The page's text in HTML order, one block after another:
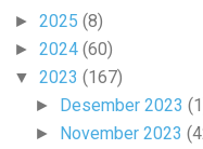
► 2025 (8)
► 2024 (60)
▼ 2023 (167)
► Desember 2023
► November 2023